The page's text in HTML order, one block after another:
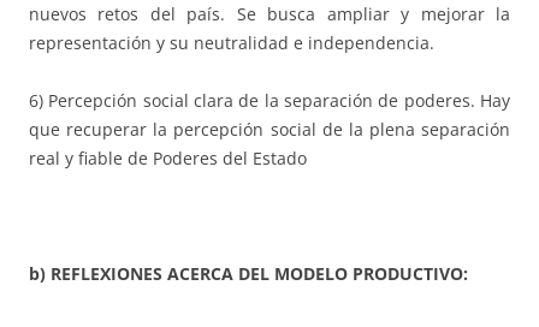
nuevos retos del país. Se busca ampliar y mejorar la
representación y su neutralidad e independencia.
6) Percepción social clara de la separación de poderes. Hay
que recuperar la percepción social de la plena separación
real y fiable de Poderes del Estado
b) REFLEXIONES ACERCA DEL MODELO PRODUCTIVO: